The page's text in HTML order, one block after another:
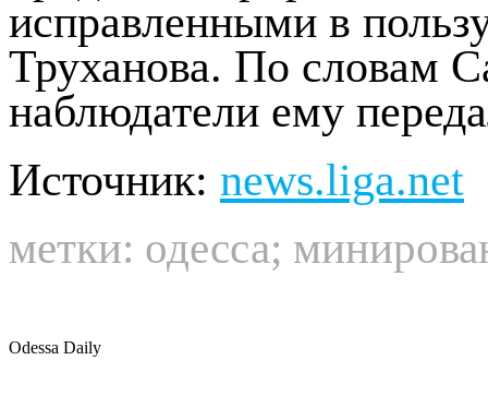
исправленными в
Труханова. По словам
наблюдатели ему
Источник: news.liga.net
метки: одесса;
Odessa Daily